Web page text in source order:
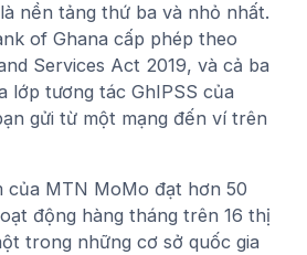
là nền tảng thứ ba và nhỏ nhất.
of Ghana cấp phép theo
Services Act 2019, và cả ba
lớp tương tác GhIPSS của
gửi từ một mạng đến ví trên
của MTN MoMo đạt hơn 50
động hàng tháng trên 16 thị
trong những cơ sở quốc gia